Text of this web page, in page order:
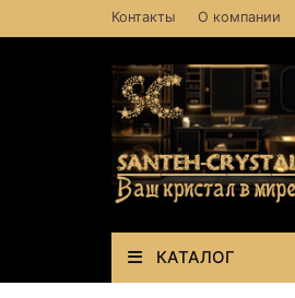
Контакты О компании
КАТАЛОГ